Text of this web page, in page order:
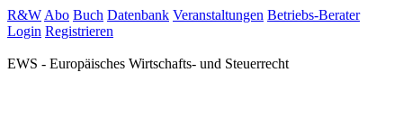
R&W Abo Buch Datenbank Veranstaltungen Betriebs-Berater
Login Registrieren
EWS - Europäisches Wirtschafts- und Steuerrecht